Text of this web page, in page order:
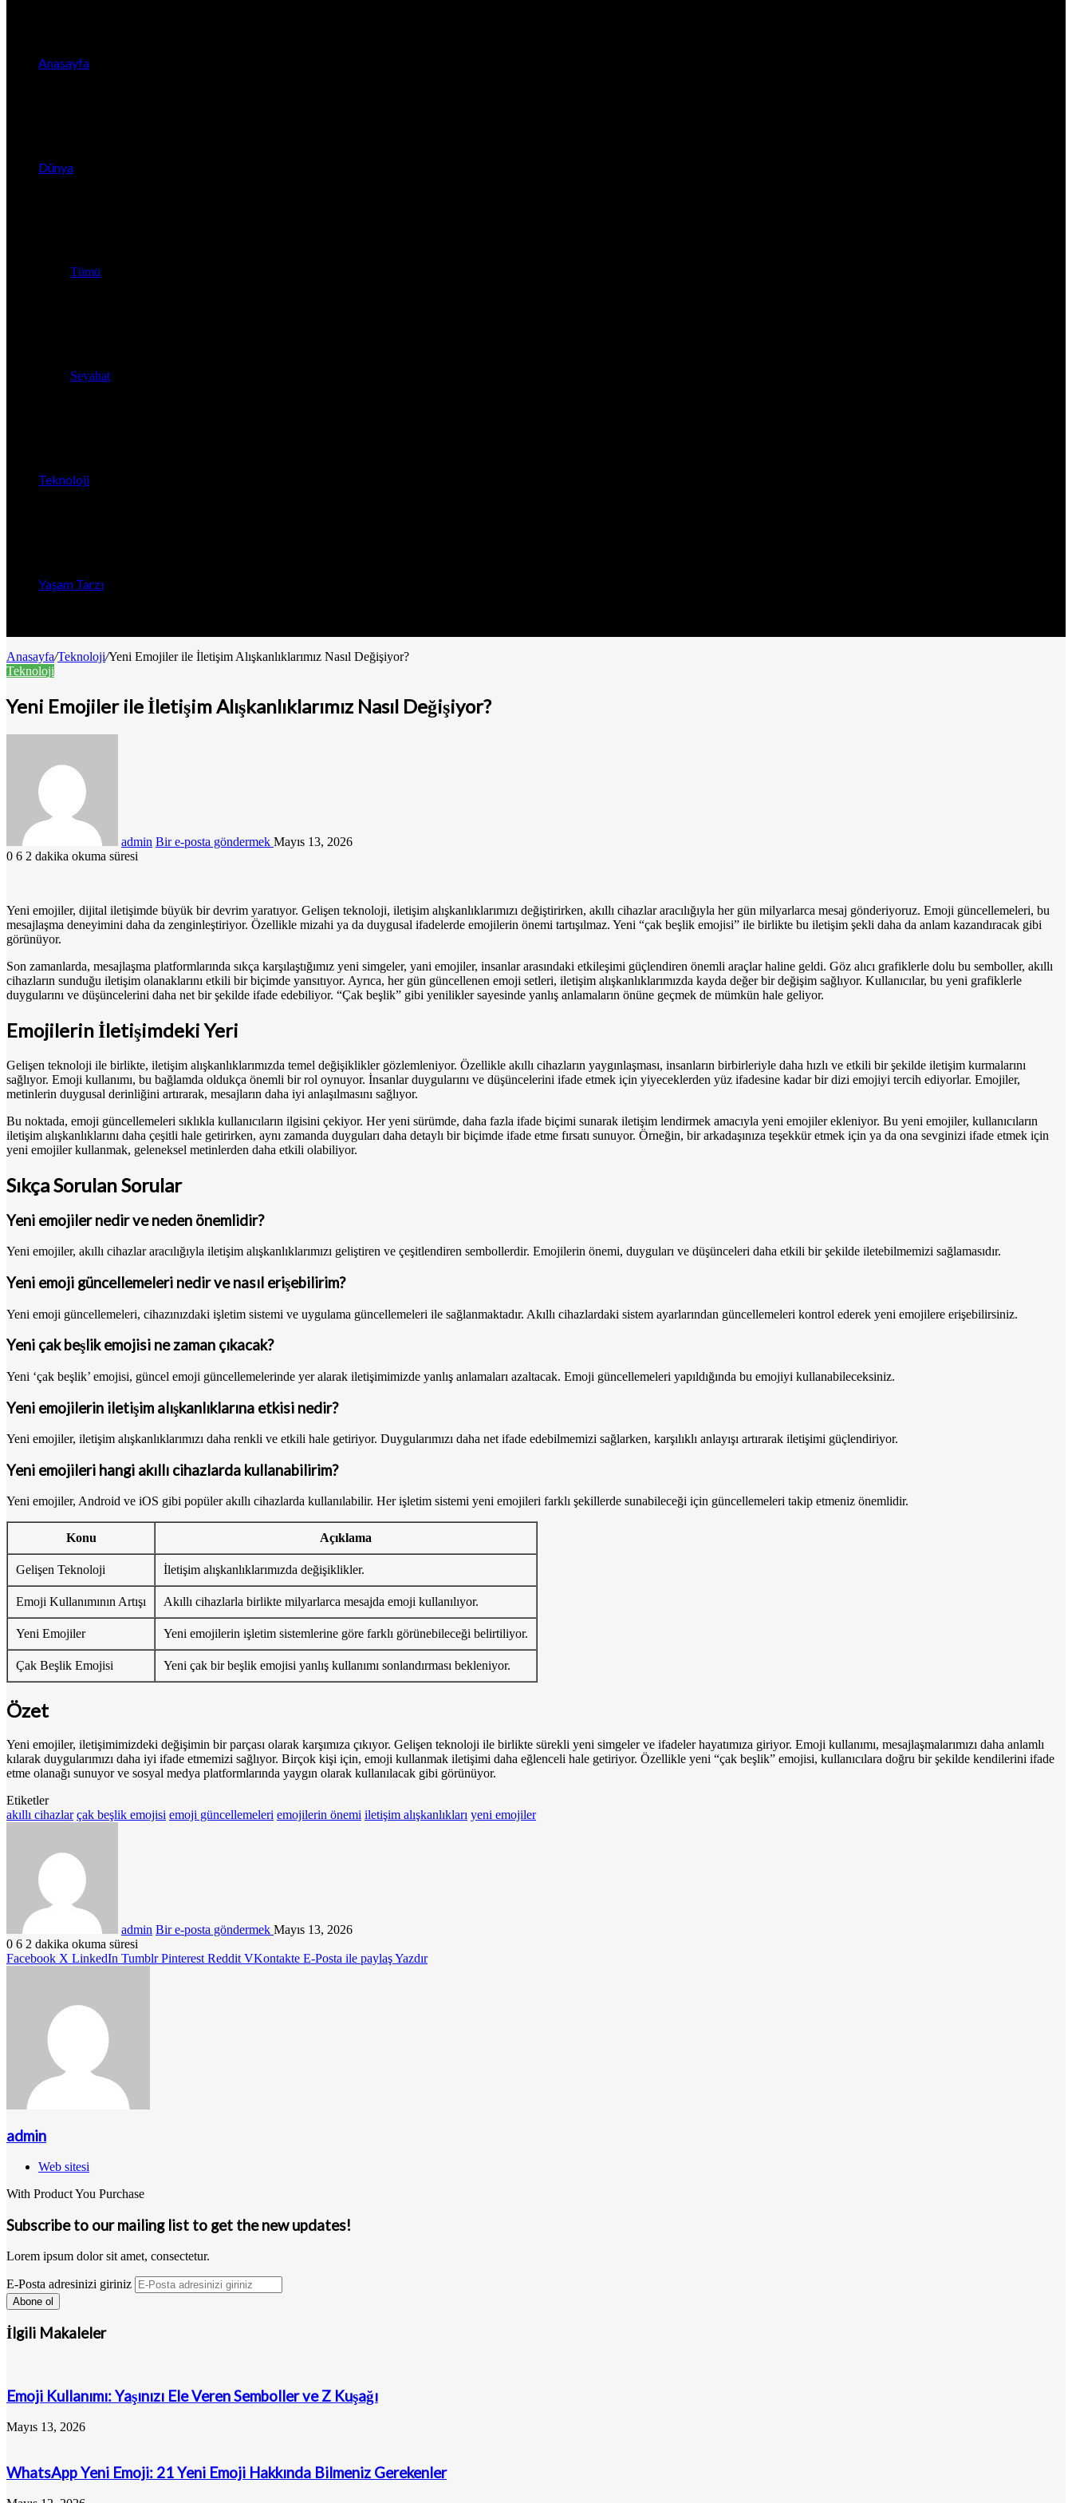
Anasayfa
Dünya
Tümü
Seyahat
Teknoloji
Yaşam Tarzı
Anasayfa/Teknoloji/Yeni Emojiler ile İletişim Alışkanlıklarımız Nasıl Değişiyor?
Teknoloji
Yeni Emojiler ile İletişim Alışkanlıklarımız Nasıl Değişiyor?
admin Bir e-posta göndermek Mayıs 13, 2026
0 6 2 dakika okuma süresi
Yeni emojiler, dijital iletişimde büyük bir devrim yaratıyor. Gelişen teknoloji, iletişim alışkanlıklarımızı değiştirirken, akıllı cihazlar aracılığıyla her gün milyarlarca mesaj gönderiyoruz. Emoji güncellemeleri, bu
mesajlaşma deneyimini daha da zenginleştiriyor. Özellikle mizahi ya da duygusal ifadelerde emojilerin önemi tartışılmaz. Yeni “çak beşlik emojisi” ile birlikte bu iletişim şekli daha da anlam kazandıracak gibi
görünüyor.
Son zamanlarda, mesajlaşma platformlarında sıkça karşılaştığımız yeni simgeler, yani emojiler, insanlar arasındaki etkileşimi güçlendiren önemli araçlar haline geldi. Göz alıcı grafiklerle dolu bu semboller, akıllı
cihazların sunduğu iletişim olanaklarını etkili bir biçimde yansıtıyor. Ayrıca, her gün güncellenen emoji setleri, iletişim alışkanlıklarımızda kayda değer bir değişim sağlıyor. Kullanıcılar, bu yeni grafiklerle
duygularını ve düşüncelerini daha net bir şekilde ifade edebiliyor. “Çak beşlik” gibi yenilikler sayesinde yanlış anlamaların önüne geçmek de mümkün hale geliyor.
Emojilerin İletişimdeki Yeri
Gelişen teknoloji ile birlikte, iletişim alışkanlıklarımızda temel değişiklikler gözlemleniyor. Özellikle akıllı cihazların yaygınlaşması, insanların birbirleriyle daha hızlı ve etkili bir şekilde iletişim kurmalarını
sağlıyor. Emoji kullanımı, bu bağlamda oldukça önemli bir rol oynuyor. İnsanlar duygularını ve düşüncelerini ifade etmek için yiyeceklerden yüz ifadesine kadar bir dizi emojiyi tercih ediyorlar. Emojiler,
metinlerin duygusal derinliğini artırarak, mesajların daha iyi anlaşılmasını sağlıyor.
Bu noktada, emoji güncellemeleri sıklıkla kullanıcıların ilgisini çekiyor. Her yeni sürümde, daha fazla ifade biçimi sunarak iletişim lendirmek amacıyla yeni emojiler ekleniyor. Bu yeni emojiler, kullanıcıların
iletişim alışkanlıklarını daha çeşitli hale getirirken, aynı zamanda duyguları daha detaylı bir biçimde ifade etme fırsatı sunuyor. Örneğin, bir arkadaşınıza teşekkür etmek için ya da ona sevginizi ifade etmek için
yeni emojiler kullanmak, geleneksel metinlerden daha etkili olabiliyor.
Sıkça Sorulan Sorular
Yeni emojiler nedir ve neden önemlidir?
Yeni emojiler, akıllı cihazlar aracılığıyla iletişim alışkanlıklarımızı geliştiren ve çeşitlendiren sembollerdir. Emojilerin önemi, duyguları ve düşünceleri daha etkili bir şekilde iletebilmemizi sağlamasıdır.
Yeni emoji güncellemeleri nedir ve nasıl erişebilirim?
Yeni emoji güncellemeleri, cihazınızdaki işletim sistemi ve uygulama güncellemeleri ile sağlanmaktadır. Akıllı cihazlardaki sistem ayarlarından güncellemeleri kontrol ederek yeni emojilere erişebilirsiniz.
Yeni çak beşlik emojisi ne zaman çıkacak?
Yeni ‘çak beşlik’ emojisi, güncel emoji güncellemelerinde yer alarak iletişimimizde yanlış anlamaları azaltacak. Emoji güncellemeleri yapıldığında bu emojiyi kullanabileceksiniz.
Yeni emojilerin iletişim alışkanlıklarına etkisi nedir?
Yeni emojiler, iletişim alışkanlıklarımızı daha renkli ve etkili hale getiriyor. Duygularımızı daha net ifade edebilmemizi sağlarken, karşılıklı anlayışı artırarak iletişimi güçlendiriyor.
Yeni emojileri hangi akıllı cihazlarda kullanabilirim?
Yeni emojiler, Android ve iOS gibi popüler akıllı cihazlarda kullanılabilir. Her işletim sistemi yeni emojileri farklı şekillerde sunabileceği için güncellemeleri takip etmeniz önemlidir.
Konu Açıklama
Gelişen Teknoloji İletişim alışkanlıklarımızda değişiklikler.
Emoji Kullanımının Artışı Akıllı cihazlarla birlikte milyarlarca mesajda emoji kullanılıyor.
Yeni Emojiler Yeni emojilerin işletim sistemlerine göre farklı görünebileceği belirtiliyor.
Çak Beşlik Emojisi Yeni çak bir beşlik emojisi yanlış kullanımı sonlandırması bekleniyor.
Özet
Yeni emojiler, iletişimimizdeki değişimin bir parçası olarak karşımıza çıkıyor. Gelişen teknoloji ile birlikte sürekli yeni simgeler ve ifadeler hayatımıza giriyor. Emoji kullanımı, mesajlaşmalarımızı daha anlamlı
kılarak duygularımızı daha iyi ifade etmemizi sağlıyor. Birçok kişi için, emoji kullanmak iletişimi daha eğlenceli hale getiriyor. Özellikle yeni “çak beşlik” emojisi, kullanıcılara doğru bir şekilde kendilerini ifade
etme olanağı sunuyor ve sosyal medya platformlarında yaygın olarak kullanılacak gibi görünüyor.
Etiketler
akıllı cihazlar çak beşlik emojisi emoji güncellemeleri emojilerin önemi iletişim alışkanlıkları yeni emojiler
admin Bir e-posta göndermek Mayıs 13, 2026
0 6 2 dakika okuma süresi
Facebook X LinkedIn Tumblr Pinterest Reddit VKontakte E-Posta ile paylaşYazdır
admin
Web sitesi
With Product You Purchase
Subscribe to our mailing list to get the new updates!
Lorem ipsum dolor sit amet, consectetur.
E-Posta adresinizi giriniz
İlgili Makaleler
Emoji Kullanımı: Yaşınızı Ele Veren Semboller ve Z Kuşağı
Mayıs 13, 2026
WhatsApp Yeni Emoji: 21 Yeni Emoji Hakkında Bilmeniz Gerekenler